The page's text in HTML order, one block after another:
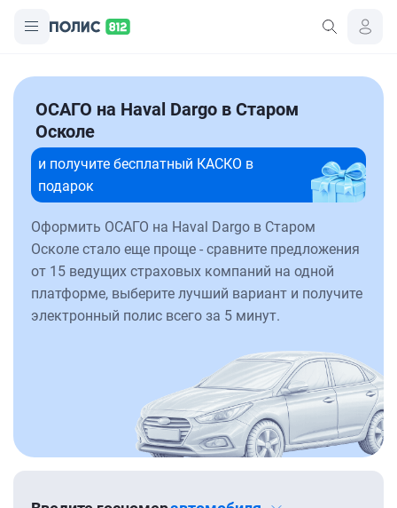
ОСАГО на Haval Dargo в Старом
Осколе
и получите бесплатный КАСКО в
подарок
Оформить ОСАГО на Haval Dargo в Старом
Осколе стало еще проще - сравните предложения
от 15 ведущих страховых компаний на одной
платформе, выберите лучший вариант и получите
электронный полис всего за 5 минут.